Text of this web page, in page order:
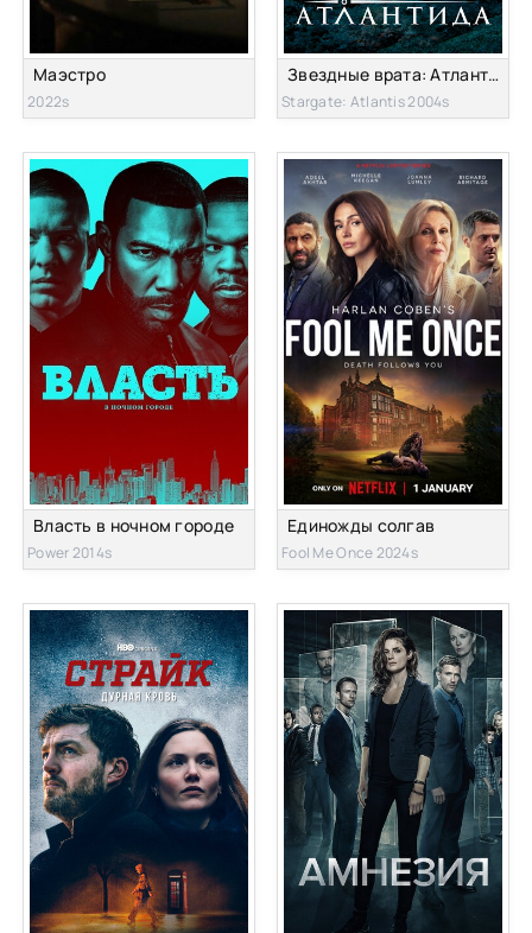
Маэстро
2022s
Звездные врата: Атлантида
Stargate: Atlantis 2004s
Власть в ночном городе
Power 2014s
Единожды солгав
Fool Me Once 2024s